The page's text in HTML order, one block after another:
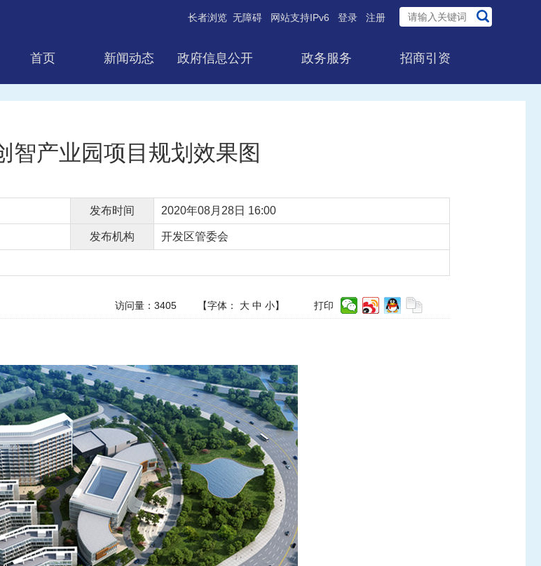
长者浏览 无障碍 网站支持IPv6 登录 注册
首页 新闻动态 政府信息公开 政务服务 招商引资
智产业园项目规划效果图
发布时间 2020年08月28日 16:00
发布机构 开发区管委会
访问量： 3405 【字体： 大 中 小】 打印